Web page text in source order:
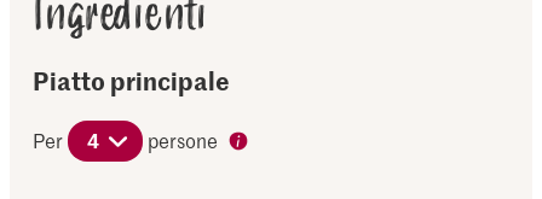
Piatto principale
Per 4 persone